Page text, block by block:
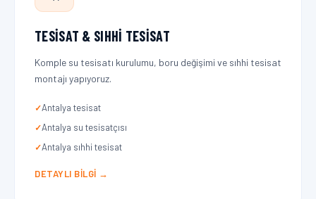
TESISAT & SIHHI TESISAT
Komple su tesisatı kurulumu, boru değişimi ve sıhhi tesisat
montajı yapıyoruz.
Antalya tesisat
Antalya su tesisatçısı
Antalya sıhhi tesisat
DETAYLI BILGI →